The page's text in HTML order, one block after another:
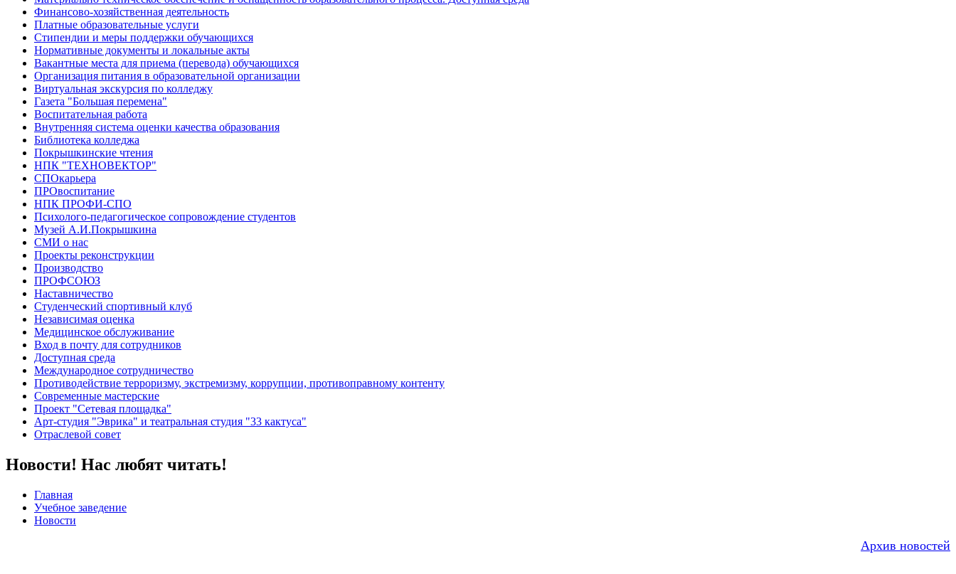
Финансово-хозяйственная деятельность
Платные образовательные услуги
Стипендии и меры поддержки обучающихся
Нормативные документы и локальные акты
Вакантные места для приема (перевода) обучающихся
Организация питания в образовательной организации
Виртуальная экскурсия по колледжу
Газета "Большая перемена"
Воспитательная работа
Внутренняя система оценки качества образования
Библиотека колледжа
Покрышкинские чтения
НПК "ТЕХНОВЕКТОР"
СПОкарьера
ПРОвоспитание
НПК ПРОФИ-СПО
Психолого-педагогическое сопровождение студентов
Музей А.И.Покрышкина
СМИ о нас
Проекты реконструкции
Производство
ПРОФСОЮЗ
Наставничество
Студенческий спортивный клуб
Независимая оценка
Медицинское обслуживание
Вход в почту для сотрудников
Доступная среда
Международное сотрудничество
Противодействие терроризму, экстремизму, коррупции, противоправному контенту
Современные мастерские
Проект "Сетевая площадка"
Арт-студия "Эврика" и театральная студия "33 кактуса"
Отраслевой совет
Новости! Нас любят читать!
Главная
Учебное заведение
Новости
Архив новостей